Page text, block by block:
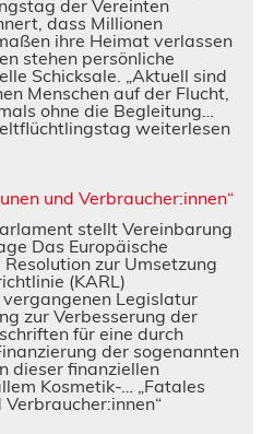
der Vereinten
dass Millionen
ihre Heimat verlassen
stehen persönliche
Schicksale. „Aktuell sind
Menschen auf der Flucht,
ohne die Begleitung…
weiterlesen
und Verbraucher:innen“
stellt Vereinbarung
Das Europäische
zur Umsetzung
(KARL)
Legislatur
zur Verbesserung der
für eine durch
der sogenannten
dieser finanziellen
Kosmetik-… „Fatales